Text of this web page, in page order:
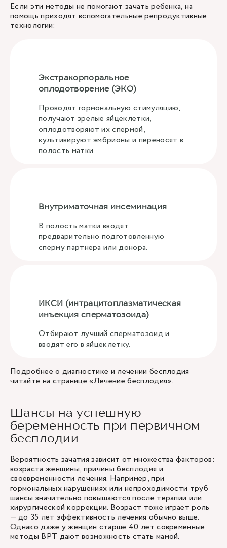
Если эти методы не помогают зачать ребенка, на
помощь приходят вспомогательные репродуктивные
технологии:
Экстракорпоральное
оплодотворение (ЭКО)
Проводят гормональную стимуляцию,
получают зрелые яйцеклетки,
оплодотворяют их спермой,
культивируют эмбрионы и переносят в
полость матки.
Внутриматочная инсеминация
В полость матки вводят
предварительно подготовленную
сперму партнера или донора.
ИКСИ (интрацитоплазматическая
инъекция сперматозоида)
Отбирают лучший сперматозоид и
вводят его в яйцеклетку.
Подробнее о диагностике и лечении бесплодия
читайте на странице «Лечение бесплодия».
Шансы на успешную
беременность при первичном
бесплодии
Вероятность зачатия зависит от множества факторов:
возраста женщины, причины бесплодия и
своевременности лечения. Например, при
гормональных нарушениях или непроходимости труб
шансы значительно повышаются после терапии или
хирургической коррекции. Возраст тоже играет роль
— до 35 лет эффективность лечения обычно выше.
Однако даже у женщин старше 40 лет современные
методы ВРТ дают возможность стать мамой.